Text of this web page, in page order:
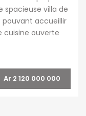
spacieuse villa de
pouvant accueillir
cuisine ouverte
Ar 2 120 000 000